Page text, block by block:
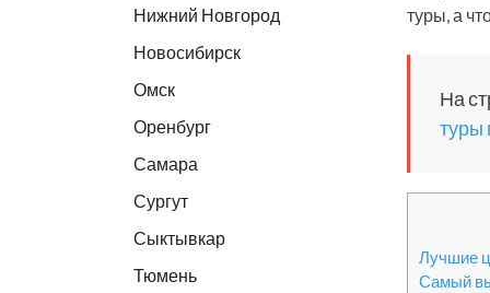
туры, а
На
туры
Лучшие
Самый
Нижний Новгород
Новосибирск
Омск
Оренбург
Самара
Сургут
Сыктывкар
Тюмень